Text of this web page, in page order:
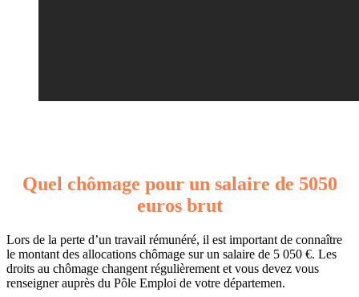
Quel chômage pour un salaire de 5050
euros brut
Lors de la perte d’un travail rémunéré, il est important de connaître
le montant des allocations chômage sur un salaire de 5 050 €. Les
droits au chômage changent régulièrement et vous devez vous
renseigner auprès du Pôle Emploi de votre départemen.